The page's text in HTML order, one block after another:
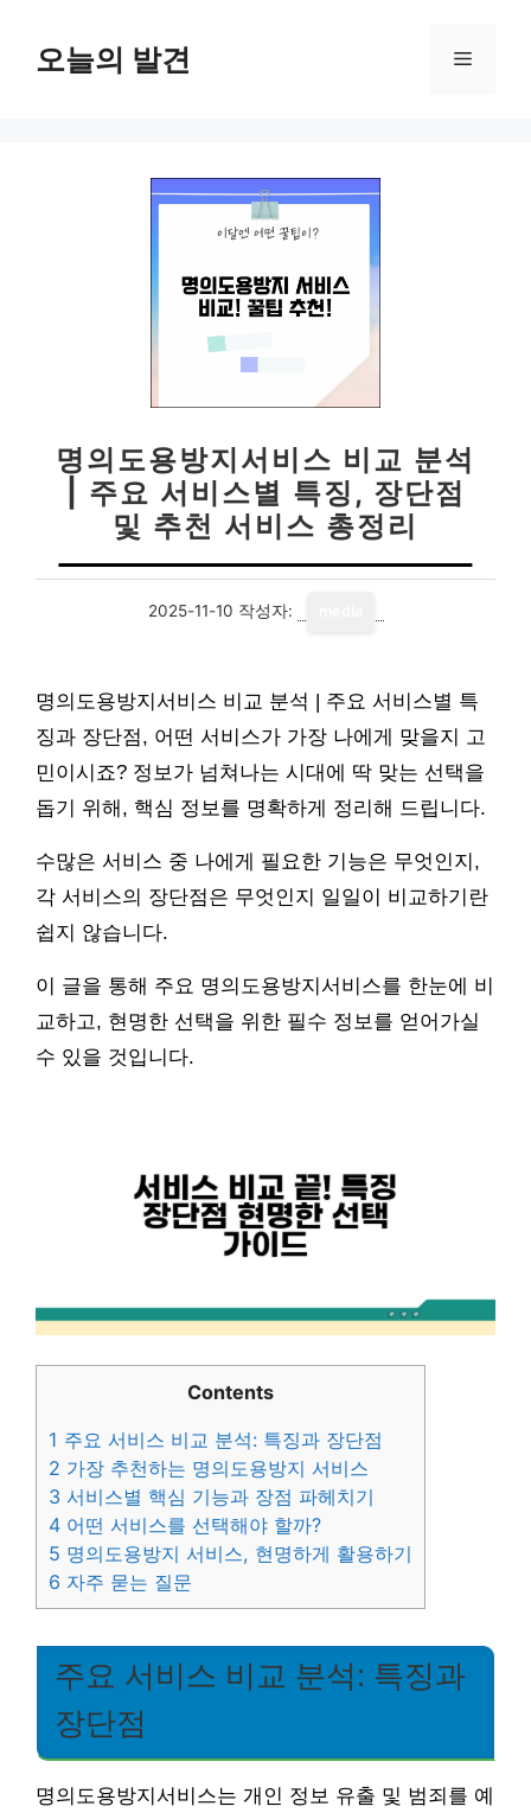
오늘의 발견 메
명의도용방지서비스 비교 분석
| 주요 서비스별 특징, 장단점
및 추천 서비스 총정리
2025-11-10 작성자:
명의도용방지서비스 비교 분석 | 주요 서비스별 특
징과 장단점, 어떤 서비스가 가장 나에게 맞을지 고
민이시죠? 정보가 넘쳐나는 시대에 딱 맞는 선택을
돕기 위해, 핵심 정보를 명확하게 정리해 드립니다.
수많은 서비스 중 나에게 필요한 기능은 무엇인지,
각 서비스의 장단점은 무엇인지 일일이 비교하기란
쉽지 않습니다.
이 글을 통해 주요 명의도용방지서비스를 한눈에 비
교하고, 현명한 선택을 위한 필수 정보를 얻어가실
수 있을 것입니다.
Contents
1 주요 서비스 비교 분석: 특징과 장단점
2 가장 추천하는 명의도용방지 서비스
3 서비스별 핵심 기능과 장점 파헤치기
4 어떤 서비스를 선택해야 할까?
5 명의도용방지 서비스, 현명하게 활용하기
6 자주 묻는 질문
주요 서비스 비교 분석: 특징과
장단점
명의도용방지서비스는 개인 정보 유출 및 범죄를 예